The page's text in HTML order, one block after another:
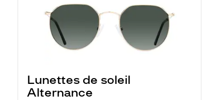
Lunettes de soleil
Alternance